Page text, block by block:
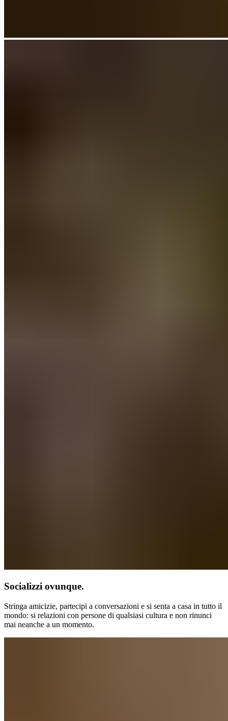
Socializzi ovunque.
Stringa amicizie, partecipi a conversazioni e si senta a casa in tutto il
mondo: si relazioni con persone di qualsiasi cultura e non rinunci
mai neanche a un momento.